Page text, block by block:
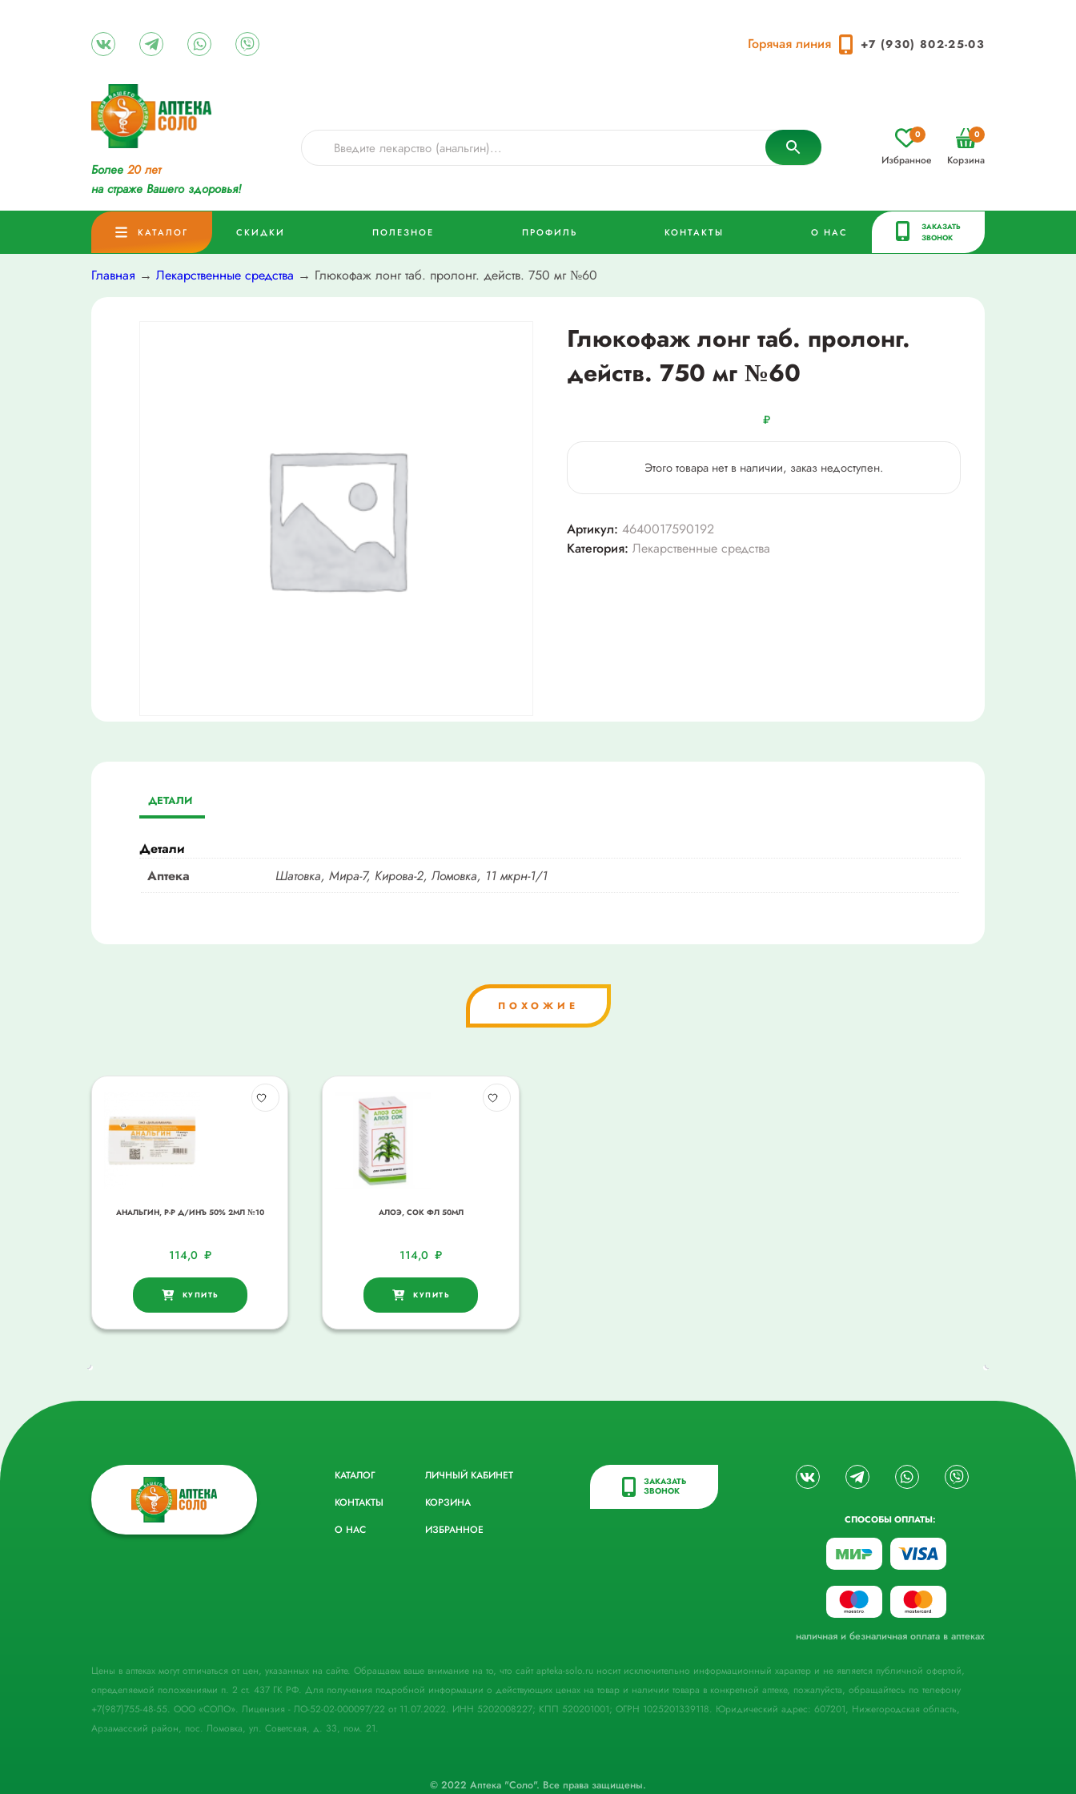
Горячая линия +7 (930) 802-25-03
Более 20 лет
на страже Вашего здоровья!
Избранное
0
Корзина
0
КАТАЛОГ СКИДКИ ПОЛЕЗНОЕ ПРОФИЛЬ КОНТАКТЫ О НАС
ЗАКАЗАТЬ
ЗВОНОК
Главная → Лекарственные средства → Глюкофаж лонг таб. пролонг. действ. 750 мг №60
Глюкофаж лонг таб. пролонг.
действ. 750 мг №60
₽
Этого товара нет в наличии, заказ недоступен.
Артикул: 4640017590192
Категория: Лекарственные средства
ДЕТАЛИ
Детали
Аптека
Шатовка, Мира-7, Кирова-2, Ломовка, 11 мкрн-1/1
ПОХОЖИЕ
АНАЛЬГИН, Р-Р Д/ИНЪ 50% 2МЛ №10
114,0 ₽
КУПИТЬ
АЛОЭ, СОК ФЛ 50МЛ
114,0 ₽
КУПИТЬ
КАТАЛОГ
КОНТАКТЫ
О НАС
ЛИЧНЫЙ КАБИНЕТ
КОРЗИНА
ИЗБРАННОЕ
ЗАКАЗАТЬ
ЗВОНОК
СПОСОБЫ ОПЛАТЫ:
наличная и безналичная оплата в аптеках
Цены в аптеках могут отличаться от цен, указанных на сайте. Обращаем ваше внимание на то, что сайт apteka-solo.ru носит исключительно информационный характер и не является публичной офертой,
определяемой положениями п. 2 ст. 437 ГК РФ. Для получения подробной информации о действующих ценах на товар и наличии товара в конкретной аптеке, пожалуйста, обращайтесь по телефону
+7(987)755-48-55. ООО «СОЛО». Лицензия - ЛО-52-02-000097/22 от 11.07.2022. ИНН 5202008227; КПП 520201001; ОГРН 1025201339118. Юридический адрес: 607201, Нижегородская область,
Арзамасский район, пос. Ломовка, ул. Советская, д. 33, пом. 21.
© 2022 Аптека "Соло". Все права защищены.